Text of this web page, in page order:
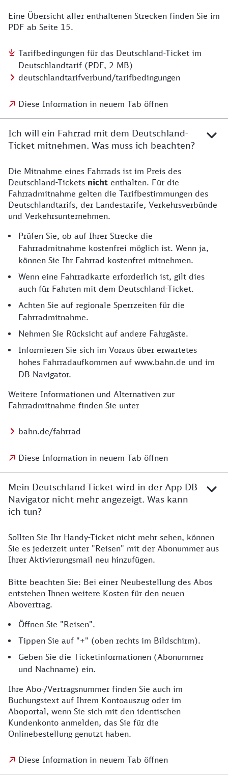
Eine Übersicht aller enthaltenen Strecken finden Sie im
PDF ab Seite 15.
Tarifbedingungen für das Deutschland-Ticket im
Deutschlandtarif (PDF, 2 MB)
deutschlandtarifverbund/tarifbedingungen
Diese Information in neuem Tab öffnen
Ich will ein Fahrrad mit dem Deutschland-
Ticket mitnehmen. Was muss ich beachten?
Die Mitnahme eines Fahrrads ist im Preis des
Deutschland-Tickets nicht enthalten. Für die
Fahrradmitnahme gelten die Tarifbestimmungen des
Deutschlandtarifs, der Landestarife, Verkehrsverbünde
und Verkehrsunternehmen.
Prüfen Sie, ob auf Ihrer Strecke die
Fahrradmitnahme kostenfrei möglich ist. Wenn ja,
können Sie Ihr Fahrrad kostenfrei mitnehmen.
Wenn eine Fahrradkarte erforderlich ist, gilt dies
auch für Fahrten mit dem Deutschland-Ticket.
Achten Sie auf regionale Sperrzeiten für die
Fahrradmitnahme.
Nehmen Sie Rücksicht auf andere Fahrgäste.
Informieren Sie sich im Voraus über erwartetes
hohes Fahrradaufkommen auf www.bahn.de und im
DB Navigator.
Weitere Informationen und Alternativen zur
Fahrradmitnahme finden Sie unter
bahn.de/fahrrad
Diese Information in neuem Tab öffnen
Mein Deutschland-Ticket wird in der App DB
Navigator nicht mehr angezeigt. Was kann
ich tun?
Sollten Sie Ihr Handy-Ticket nicht mehr sehen, können
Sie es jederzeit unter "Reisen" mit der Abonummer aus
Ihrer Aktivierungsmail neu hinzufügen.
Bitte beachten Sie: Bei einer Neubestellung des Abos
entstehen Ihnen weitere Kosten für den neuen
Abovertrag.
Öffnen Sie "Reisen".
Tippen Sie auf "+" (oben rechts im Bildschirm).
Geben Sie die Ticketinformationen (Abonummer
und Nachname) ein.
Ihre Abo-/Vertragsnummer finden Sie auch im
Buchungstext auf Ihrem Kontoauszug oder im
Aboportal, wenn Sie sich mit den identischen
Kundenkonto anmelden, das Sie für die
Onlinebestellung genutzt haben.
Diese Information in neuem Tab öffnen